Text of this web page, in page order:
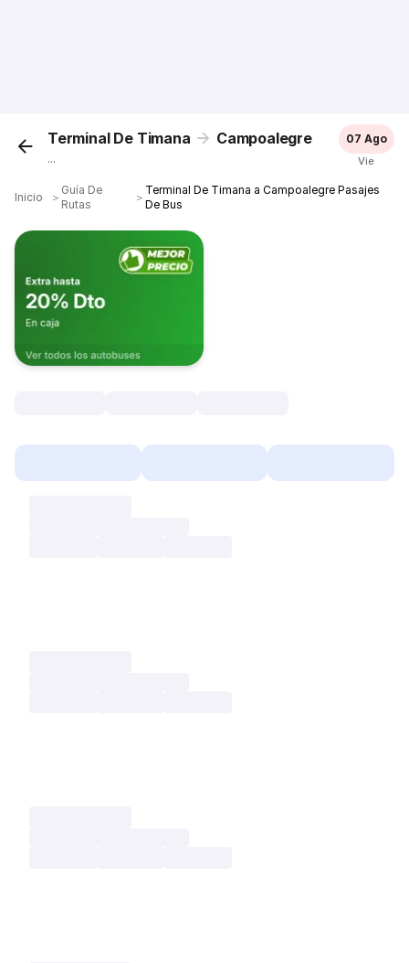
Terminal De Timana Campoalegre
...
07 Ago
Vie
Inicio ＞
Guía De
Rutas
＞
Terminal De Timana a Campoalegre Pasajes
De Bus